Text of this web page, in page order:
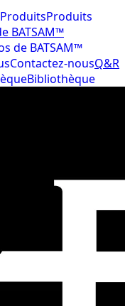
ProduitsProduits
BATSAM™
de BATSAM™
Contactez-nousQ&R
Bibliothèque